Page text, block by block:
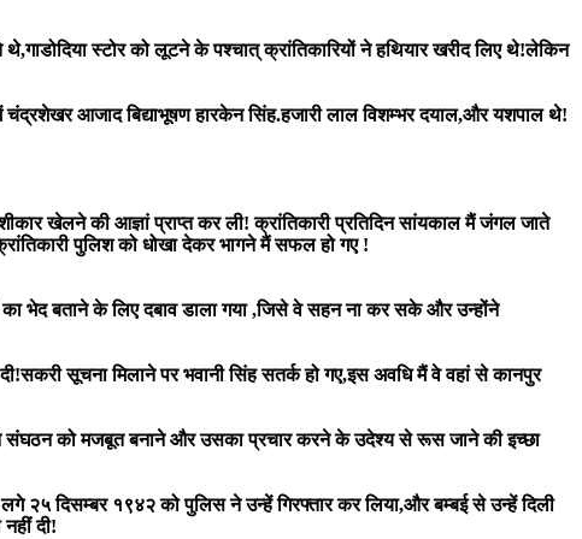
स्टोर को लूटने के पश्चात् क्रांतिकारियों ने हथियार खरीद लिए थे!लेकिन
चंद्रशेखर आजाद बिद्याभूषण हारकेन सिंह.हजारी लाल विशम्भर दयाल,और यशपाल थे!
खेलने की आज्ञां प्राप्त कर ली! क्रांतिकारी प्रतिदिन सांयकाल मैं जंगल जाते
पुलिश को धोखा देकर भागने मैं सफल हो गए !
भेद बताने के लिए दबाव डाला गया ,जिसे वे सहन ना कर सके और उन्होंने
सूचना मिलाने पर भवानी सिंह सतर्क हो गए,इस अवधि मैं वे वहां से कानपुर
संघठन को मजबूत बनाने और उसका प्रचार करने के उदेश्य से रूस जाने की इच्छा
दिसम्बर १९४२ को पुलिस ने उन्हें गिरफ्तार कर लिया,और बम्बई से उन्हें दिली
दी!